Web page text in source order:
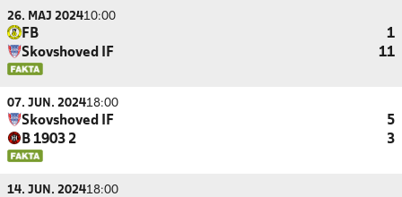
26. MAJ 202410:00
FB
1
Skovshoved IF
11
07. JUN. 202418:00
Skovshoved IF
5
B 1903 2
3
14. JUN. 202418:00